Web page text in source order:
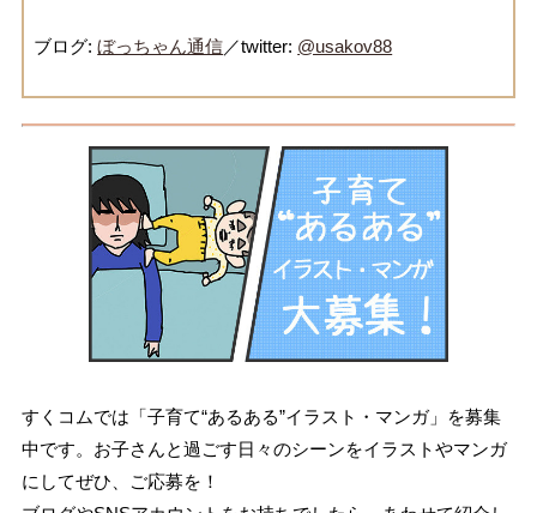
ブログ:ぼっちゃん通信／twitter: @usakov88
すくコムでは「子育て“あるある”イラスト・マンガ」を募集
中です。お子さんと過ごす日々のシーンをイラストやマンガ
にしてぜひ、ご応募を！